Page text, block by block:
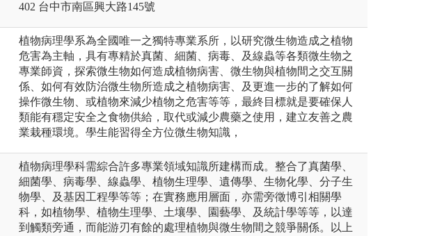
402 台中市南區興大路145號
植物病理學系為全國唯一之獨特專業系所，以研究微生物造成之植物
危害為主軸，具有專精於真菌、細菌、病毒、及線蟲等各類微生物之
專業師資，探索微生物如何造成植物病害、微生物與植物間之交互關
係、如何有效防治微生物所造成之植物病害、及更進一步的了解如何
操作微生物、或植物來減少植物之危害等等，最終目標就是要確保人
類能有穩定安全之食物供給，取代或減少農藥之使用，建立友善之農
業栽種環境。學生能習得全方位微生物知識，
植物病理學科需綜合許多專業領域知識所建構而成。整合了真菌學、
細菌學、病毒學、線蟲學、植物生理學、遺傳學、生物化學、分子生
物學、及基因工程學等等；在實務應用層面，亦需旁徵博引相關學
科，如植物學、植物生理學、土壤學、園藝學、及統計學等等，以達
到觸類旁通，而能游刃有餘的處理植物與微生物間之競爭關係。以上